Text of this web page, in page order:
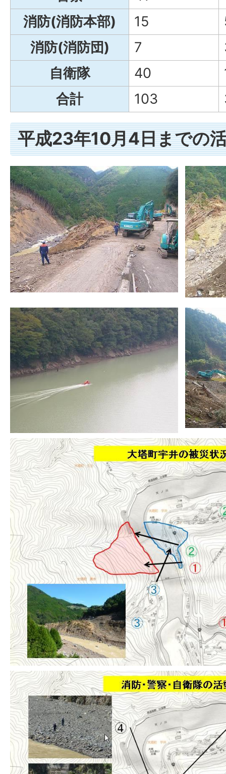
消防(消防本部)
15
消防(消防団)
7
自衛隊
40
合計
103
平成23年10月4日までの